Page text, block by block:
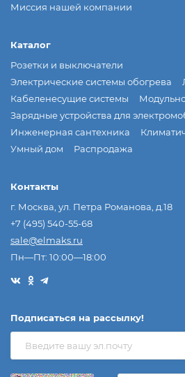
Миссия нашей компании
Каталог
Розетки и выключатели
Электрические системы обогрева
Кабеленесущие системы
Зарядные устройства для
Инженерная сантехника
Умный дом
Распродажа
Контакты
г. Москва, ул. Петра Романова, д.18
+7 (495) 540-55-68
sale@elmaks.ru
Пн—Пт: 10:00—18:00
Подписаться на рассылкy!